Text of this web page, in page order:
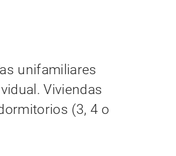
unifamiliares
Viviendas
(3, 4 o